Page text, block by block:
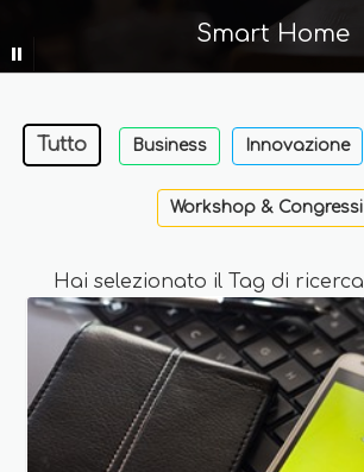
Smart Home
Tutto Business Innovazione
Workshop & Congressi
Hai selezionato il Tag di